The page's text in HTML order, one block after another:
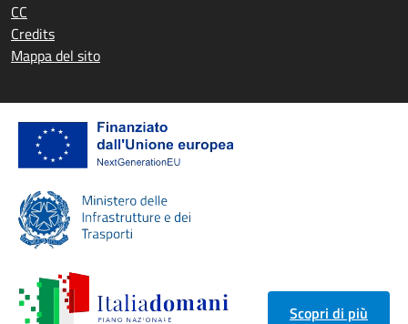
CC
Credits
Mappa del sito
Scopri di più